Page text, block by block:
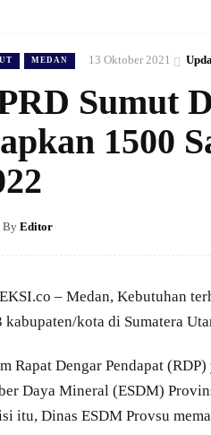
MEDAN 13 Oktober 2021
Sumut
1500
By Editor
– Medan, Kebutuhan
kabupaten/kota di Sumatera
Rapat Dengar Pendapat
Daya Mineral (ESDM)
itu, Dinas ESDM Provsu